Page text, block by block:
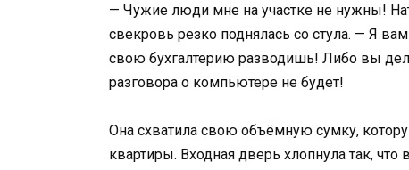
— Чужие люди мне на участке не нужны!
свекровь резко поднялась со стула. — Я
свою бухгалтерию разводишь! Либо вы
разговора о компьютере не будет!
Она схватила свою объёмную сумку,
квартиры. Входная дверь хлопнула так, что